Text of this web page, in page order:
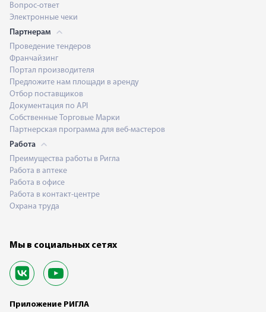
Вопрос-ответ
Электронные чеки
Партнерам
Проведение тендеров
Франчайзинг
Портал производителя
Предложите нам площади в аренду
Отбор поставщиков
Документация по API
Собственные Торговые Марки
Партнерская программа для веб-мастеров
Работа
Преимущества работы в Ригла
Работа в аптеке
Работа в офисе
Работа в контакт-центре
Охрана труда
Мы в социальных сетях
Приложение РИГЛА